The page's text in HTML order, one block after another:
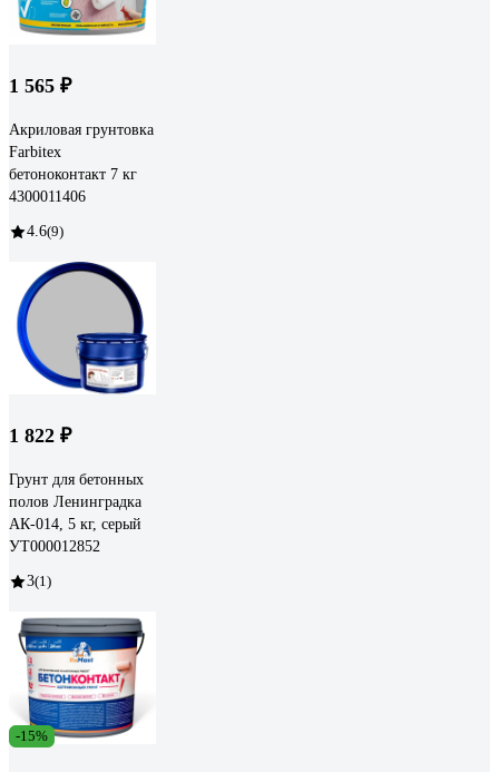
1 565 ₽
Акриловая грунтовка
Farbitex
бетоноконтакт 7 кг
4300011406
4.6(9)
1 822 ₽
Грунт для бетонных
полов Ленинградка
АК-014, 5 кг, серый
УТ000012852
3(1)
-15%